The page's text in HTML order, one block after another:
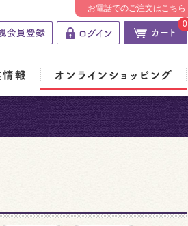
0
お電話でのご注文はこちら